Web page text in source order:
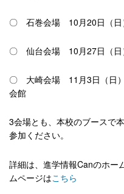
〇 石巻会場 10月20日（日
〇 仙台会場 10月27日（日
〇 大崎会場 11月3日（日
会館
3会場とも、本校のブースで
参加ください。
詳細は、進学情報Canのホ
ムページはこちら